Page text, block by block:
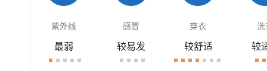
紫外线 感冒 穿衣 洗
最弱 较易发 较舒适 较